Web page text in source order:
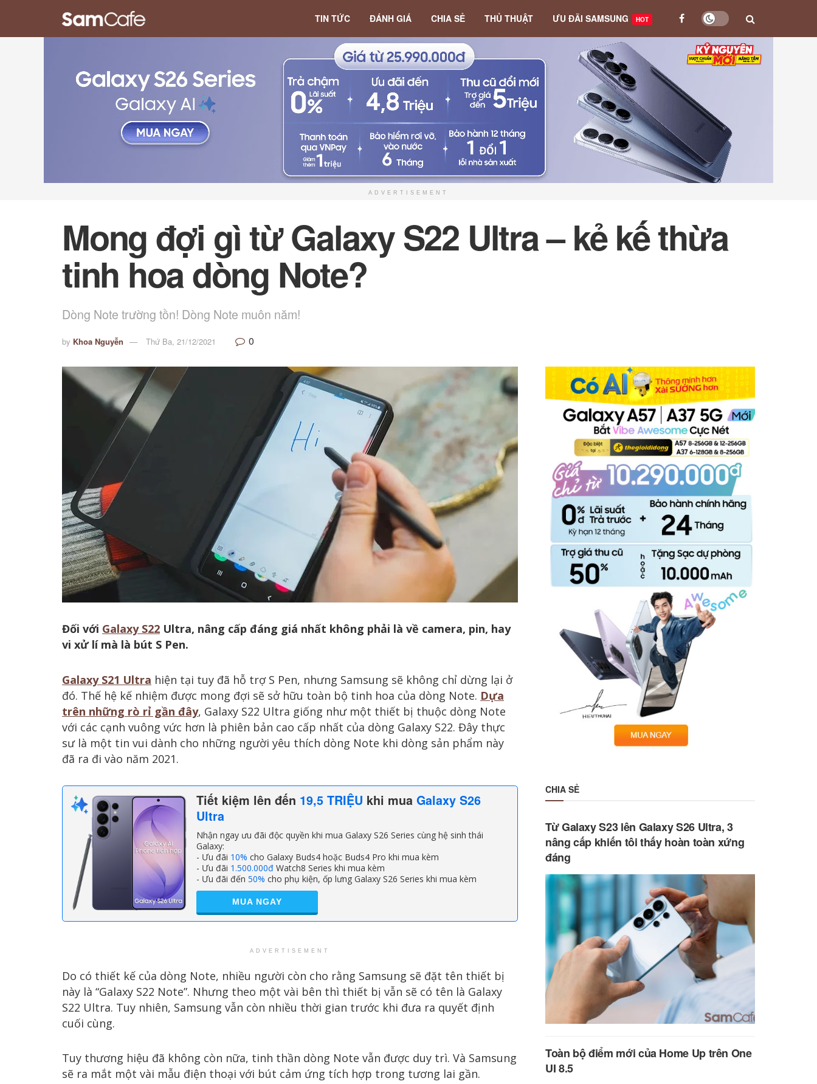
TIN TỨC ĐÁNH GIÁ CHIA SẺ THỦ THUẬT ƯU ĐÃI SAMSUNG HOT
ADVERTISEMENT
Mong đợi gì từ Galaxy S22 Ultra – kẻ kế thừa
tinh hoa dòng Note?
Dòng Note trường tồn! Dòng Note muôn năm!
by Khoa Nguyễn Thứ Ba, 21/12/2021 0
Đối với Galaxy S22 Ultra, nâng cấp đáng giá nhất không phải là về camera, pin, hay
vi xử lí mà là bút S Pen.
Galaxy S21 Ultra hiện tại tuy đã hỗ trợ S Pen, nhưng Samsung sẽ không chỉ dừng lại ở
đó. Thế hệ kế nhiệm được mong đợi sẽ sở hữu toàn bộ tinh hoa của dòng Note. Dựa
trên những rò rỉ gần đây, Galaxy S22 Ultra giống như một thiết bị thuộc dòng Note
với các cạnh vuông vức hơn là phiên bản cao cấp nhất của dòng Galaxy S22. Đây thực
sư là một tin vui dành cho những người yêu thích dòng Note khi dòng sản phẩm này
đã ra đi vào năm 2021.
Tiết kiệm lên đến 19,5 TRIỆU khi mua Galaxy S26
Ultra
Nhận ngay ưu đãi độc quyền khi mua Galaxy S26 Series cùng hệ sinh thái
Galaxy:
- Ưu đãi 10% cho Galaxy Buds4 hoặc Buds4 Pro khi mua kèm
- Ưu đãi 1.500.000đ Watch8 Series khi mua kèm
- Ưu đãi đến 50% cho phụ kiện, ốp lưng Galaxy S26 Series khi mua kèm
MUA NGAY
ADVERTISEMENT
Do có thiết kế của dòng Note, nhiều người còn cho rằng Samsung sẽ đặt tên thiết bị
này là “Galaxy S22 Note”. Nhưng theo một vài bên thì thiết bị vẫn sẽ có tên là Galaxy
S22 Ultra. Tuy nhiên, Samsung vẫn còn nhiều thời gian trước khi đưa ra quyết định
cuối cùng.
Tuy thương hiệu đã không còn nữa, tinh thần dòng Note vẫn được duy trì. Và Samsung
sẽ ra mắt một vài mẫu điện thoại với bút cảm ứng tích hợp trong tương lai gần.
CHIA SẺ
Từ Galaxy S23 lên Galaxy S26 Ultra, 3
nâng cấp khiến tôi thấy hoàn toàn xứng
đáng
Toàn bộ điểm mới của Home Up trên One
UI 8.5